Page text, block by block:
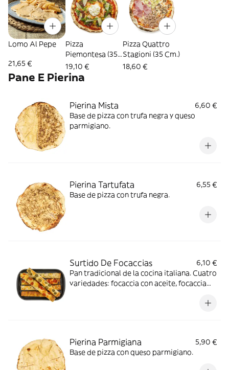
Lomo Al Pepe
21,65 €
Pizza
Piemontesa (35
Cm.)
19,10 €
Pizza Quattro
Stagioni (35 Cm.)
18,60 €
Pane E Pierina
Pierina Mista
6,60 €
Base de pizza con trufa negra y queso
parmigiano.
Pierina Tartufata
6,55 €
Base de pizza con trufa negra.
Surtido De Focaccias
6,10 €
Pan tradicional de la cocina italiana. Cuatro
variedades: focaccia con aceite, focaccia
Pierina Parmigiana
5,90 €
Base de pizza con queso parmigiano.